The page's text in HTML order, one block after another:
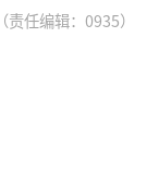
（责任编辑：0935）